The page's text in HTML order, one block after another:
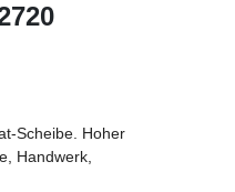
Scheibe. Hoher
Handwerk,